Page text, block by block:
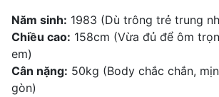
Năm sinh: 1983 (Dù trông trẻ trung
Chiều cao: 158cm (Vừa đủ để ôm
em)
Cân nặng: 50kg (Body chắc chắn,
gòn)